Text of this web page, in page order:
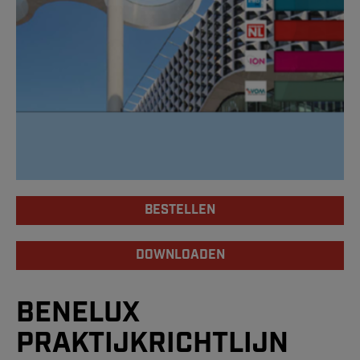
BESTELLEN
DOWNLOADEN
BENELUX
PRAKTIJKRICHTLIJN